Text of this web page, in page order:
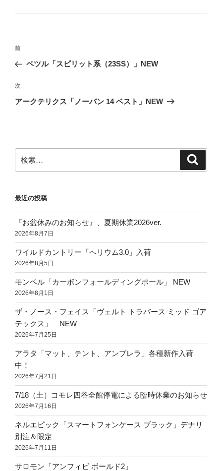
投
ナ
ビ
ゲ
ン
前
の
稿
前
ペツル「スピリット系（23SS）」NEW
次
の
次
アークテリクス「ノーバン 14 ベスト」NEW
索:
最近の投稿
『お盆休みのお知らせ』、夏期休業2026ver.
2026年8月7日
ワイルドカントリー「ヘリウム3.0」入荷
2026年8月5日
モンベル「カーボンフォールディングポール」 NEW
2026年8月1日
ザ・ノース・フェイス「ヴェルト トラバース ミッド ゴア
テックス」 NEW
2026年7月25日
アラタ「マット、テント、アンブレラ」各種新作入荷
中！
2026年7月21日
7/18（土）コモレ四谷全館停電による臨時休業のお知らせ
2026年7月16日
ネルエピック「スマートフォンケース ブラック」デナリ
別注＆限定
2026年7月11日
サロモン「アンフィビ ボールド2」